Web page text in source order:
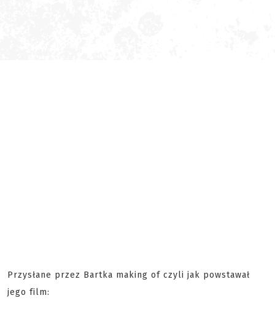
Przysłane przez Bartka making of czyli jak powstawał
jego film: